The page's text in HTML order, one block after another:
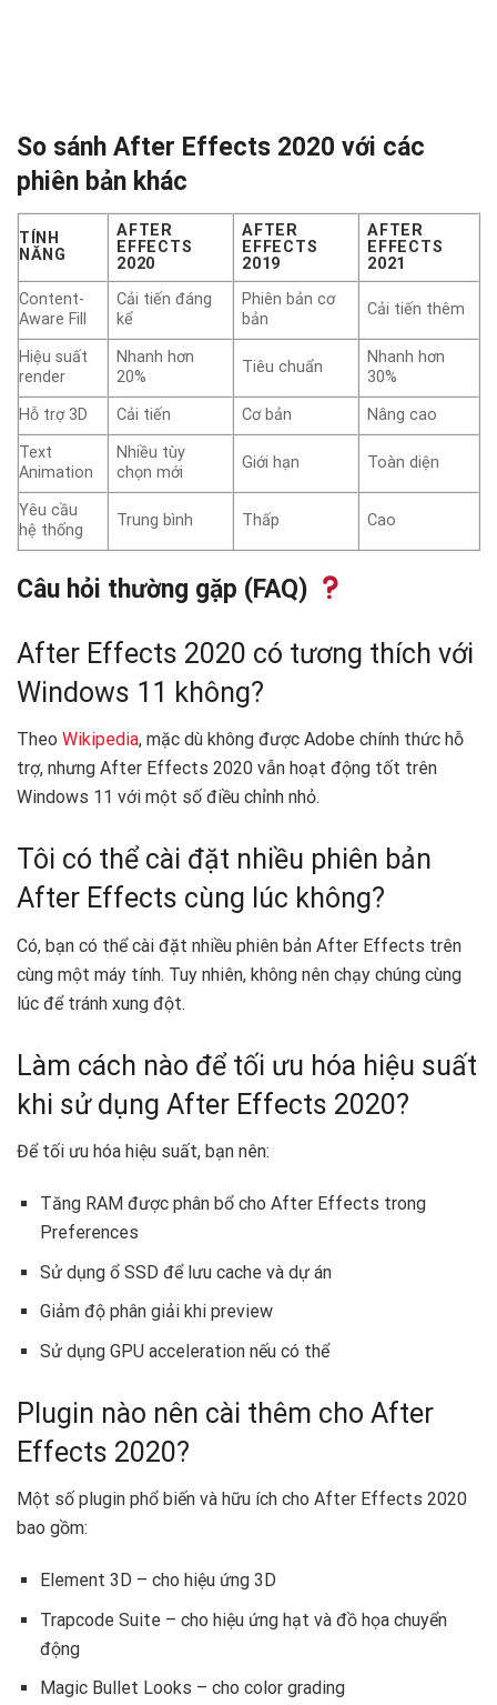
So sánh After Effects 2020 với các
phiên bản khác
TÍNH
NĂNG
AFTER
EFFECTS
2020
AFTER
EFFECTS
2019
AFTER
EFFECTS
2021
Content-
Aware Fill
Cải tiến đáng
kể
Phiên bản cơ
bản
Cải tiến thêm
Hiệu suất
render
Nhanh hơn
20%
Tiêu chuẩn
Nhanh hơn
30%
Hỗ trợ 3D
Cải tiến Cơ bản
Nâng cao
Text
Animation
Nhiều tùy
chọn mới
Giới hạn Toàn diện
Yêu cầu
hệ thống
Trung bình Thấp Cao
Câu hỏi thường gặp (FAQ)
After Effects 2020 có tương thích với
Windows 11 không?
Theo Wikipedia, mặc dù không được Adobe chính thức hỗ
trợ, nhưng After Effects 2020 vẫn hoạt động tốt trên
Windows 11 với một số điều chỉnh nhỏ.
Tôi có thể cài đặt nhiều phiên bản
After Effects cùng lúc không?
Có, bạn có thể cài đặt nhiều phiên bản After Effects trên
cùng một máy tính. Tuy nhiên, không nên chạy chúng cùng
lúc để tránh xung đột.
Làm cách nào để tối ưu hóa hiệu suất
khi sử dụng After Effects 2020?
Để tối ưu hóa hiệu suất, bạn nên:
Tăng RAM được phân bổ cho After Effects trong
Preferences
Sử dụng ổ SSD để lưu cache và dự án
Giảm độ phân giải khi preview
Sử dụng GPU acceleration nếu có thể
Plugin nào nên cài thêm cho After
Effects 2020?
Một số plugin phổ biến và hữu ích cho After Effects 2020
bao gồm:
Element 3D – cho hiệu ứng 3D
Trapcode Suite – cho hiệu ứng hạt và đồ họa chuyển
động
Magic Bullet Looks – cho color grading